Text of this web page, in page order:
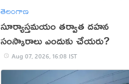
తెలంగాణ
సూర్యాస్తమయం తర్వాత దహన
సంస్కారాలు ఎందుకు చేయరు?
Aug 07, 2026, 16:08 IST